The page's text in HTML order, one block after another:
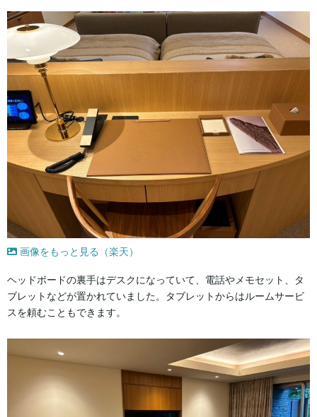
画像をもっと見る（楽天）
ヘッドボードの裏手はデスクになっていて、電話やメモセット、タ
ブレットなどが置かれていました。タブレットからはルームサービ
スを頼むこともできます。